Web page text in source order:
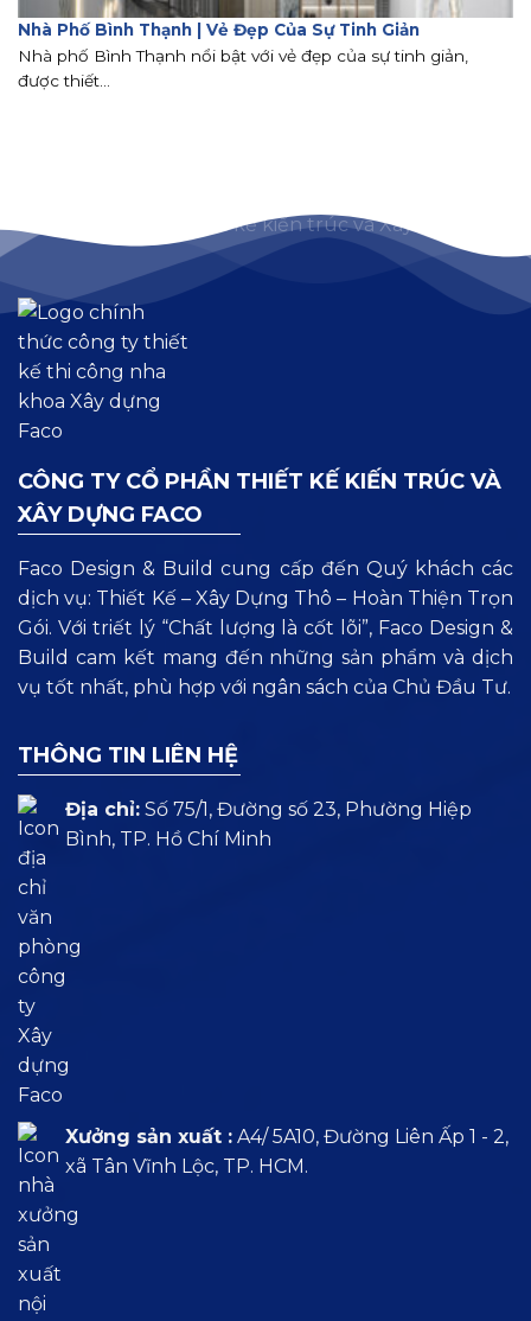
Nhà Phố Bình Thạnh | Vẻ Đẹp Của Sự Tinh Giản
Nhà phố Bình Thạnh nổi bật với vẻ đẹp của sự tinh giản,
được thiết...
CÔNG TY CỔ PHẦN THIẾT KẾ KIẾN TRÚC VÀ
XÂY DỰNG FACO
Faco Design & Build cung cấp đến Quý khách các
dịch vụ: Thiết Kế – Xây Dựng Thô – Hoàn Thiện Trọn
Gói. Với triết lý “Chất lượng là cốt lõi”, Faco Design &
Build cam kết mang đến những sản phẩm và dịch
vụ tốt nhất, phù hợp với ngân sách của Chủ Đầu Tư.
THÔNG TIN LIÊN HỆ
Địa chỉ: Số 75/1, Đường số 23, Phường Hiệp
Bình, TP. Hồ Chí Minh
Xưởng sản xuất : A4/ 5A10, Đường Liên Ấp 1 - 2,
xã Tân Vĩnh Lộc, TP. HCM.